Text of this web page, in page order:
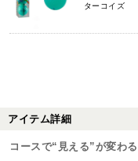
ターコイズ
アイテム詳細
コースで“見える”が変わ